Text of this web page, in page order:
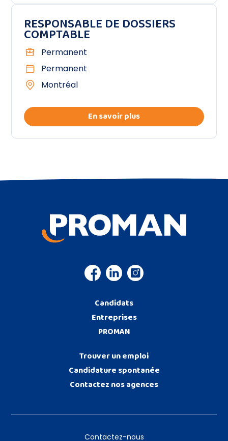
RESPONSABLE DE DOSSIERS
COMPTABLE
Permanent
Permanent
Montréal
En savoir plus
Candidats
Entreprises
PROMAN
Trouver un emploi
Candidature spontanée
Contactez nos agences
Contactez-nous